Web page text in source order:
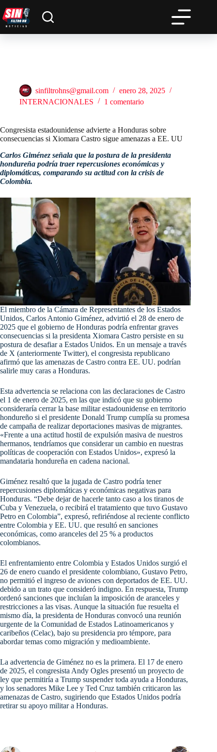
al
contenido
sinfiltrohns@gmail.com
enero 28, 2025
INTERNACIONALES
1 comentario
Congresista estadounidense advierte a Honduras sobre
consecuencias si Xiomara Castro sigue amenazas a EE. UU
Carlos Giménez señala que la postura de la presidenta
hondureña podría traer repercusiones económicas y
diplomáticas, comparando su actitud con la crisis de
Colombia.
El miembro de la Cámara de Representantes de los Estados
Unidos, Carlos Antonio Giménez, advirtió el 28 de enero de
2025 que el gobierno de Honduras podría enfrentar graves
consecuencias si la presidenta Xiomara Castro persiste en su
postura de desafiar a Estados Unidos. En un mensaje a través
de X (anteriormente Twitter), el congresista republicano
afirmó que las amenazas de Castro contra EE. UU. podrían
salirle muy caras a Honduras.
Esta advertencia se relaciona con las declaraciones de Castro
el 1 de enero de 2025, en las que indicó que su gobierno
consideraría cerrar la base militar estadounidense en territorio
hondureño si el presidente Donald Trump cumplía su promesa
de campaña de realizar deportaciones masivas de migrantes.
«Frente a una actitud hostil de expulsión masiva de nuestros
hermanos, tendríamos que considerar un cambio en nuestras
políticas de cooperación con Estados Unidos», expresó la
mandataria hondureña en cadena nacional.
Giménez resaltó que la jugada de Castro podría tener
repercusiones diplomáticas y económicas negativas para
Honduras. “Debe dejar de hacerle tanto caso a los tiranos de
Cuba y Venezuela, o recibirá el tratamiento que tuvo Gustavo
Petro en Colombia”, expresó, refiriéndose al reciente conflicto
entre Colombia y EE. UU. que resultó en sanciones
económicas, como aranceles del 25 % a productos
colombianos.
El enfrentamiento entre Colombia y Estados Unidos surgió el
26 de enero cuando el presidente colombiano, Gustavo Petro,
no permitió el ingreso de aviones con deportados de EE. UU.
debido a un trato que consideró indigno. En respuesta, Trump
ordenó sanciones que incluían la imposición de aranceles y
restricciones a las visas. Aunque la situación fue resuelta el
mismo día, la presidenta de Honduras convocó una reunión
urgente de la Comunidad de Estados Latinoamericanos y
caribeños (Celac), bajo su presidencia pro témpore, para
abordar temas como migración y medioambiente.
La advertencia de Giménez no es la primera. El 17 de enero
de 2025, el congresista Andy Ogles presentó un proyecto de
ley que permitiría a Trump suspender toda ayuda a Honduras,
y los senadores Mike Lee y Ted Cruz también criticaron las
amenazas de Castro, sugiriendo que Estados Unidos podría
retirar su apoyo militar a Honduras.